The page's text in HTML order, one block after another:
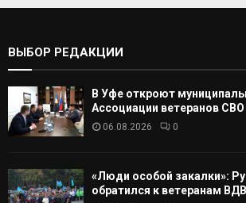
ВЫБОР РЕДАКЦИИ
В Уфе откроют
Ассоциации ветеранов СВО
06.08.2026 0
«Люди особой закалки»:
обратился к ветеранам